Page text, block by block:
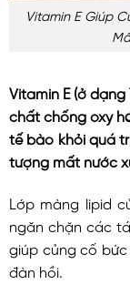
Vitamin E Giúp
Vitamin E (ở
chất chống oxy
tế bào khỏi quá
tượng mất nước
Lớp màng lipid
ngăn chặn các
giúp củng cố
đàn hồi.